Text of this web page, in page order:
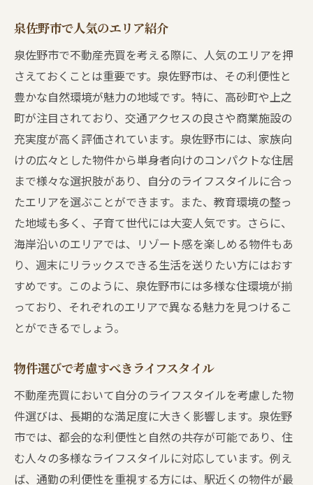
泉佐野市で人気のエリア紹介
泉佐野市で不動産売買を考える際に、人気のエリアを押
さえておくことは重要です。泉佐野市は、その利便性と
豊かな自然環境が魅力の地域です。特に、高砂町や上之
町が注目されており、交通アクセスの良さや商業施設の
充実度が高く評価されています。泉佐野市には、家族向
けの広々とした物件から単身者向けのコンパクトな住居
まで様々な選択肢があり、自分のライフスタイルに合っ
たエリアを選ぶことができます。また、教育環境の整っ
た地域も多く、子育て世代には大変人気です。さらに、
海岸沿いのエリアでは、リゾート感を楽しめる物件もあ
り、週末にリラックスできる生活を送りたい方にはおす
すめです。このように、泉佐野市には多様な住環境が揃
っており、それぞれのエリアで異なる魅力を見つけるこ
とができるでしょう。
物件選びで考慮すべきライフスタイル
不動産売買において自分のライフスタイルを考慮した物
件選びは、長期的な満足度に大きく影響します。泉佐野
市では、都会的な利便性と自然の共存が可能であり、住
む人々の多様なライフスタイルに対応しています。例え
ば、通勤の利便性を重視する方には、駅近くの物件が最